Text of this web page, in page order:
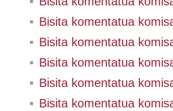
Bisita komentatua
Bisita komentatua
Bisita komentatua
Bisita komentatua
Bisita komentatua